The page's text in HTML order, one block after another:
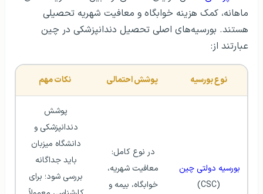
ماهانه، کمک هزینه خوابگاه و معافیت شهریه تحصیلی
هستند. بورسیه‌های اصلی تحصیل دندانپزشکی در چین
عبارتند از:
نوع بورسیه پوشش احتمالی نکات مهم
بورسیه دولتی چین
(CSC)